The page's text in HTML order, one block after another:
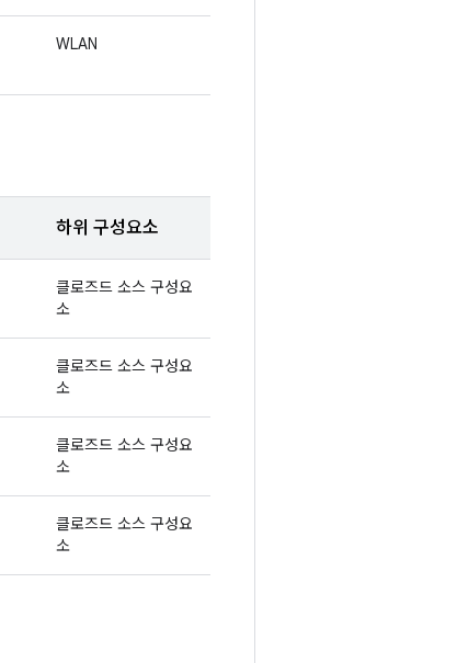
WLAN
하위 구성요소
클로즈드 소스 구성요
소
클로즈드 소스 구성요
소
클로즈드 소스 구성요
소
클로즈드 소스 구성요
소